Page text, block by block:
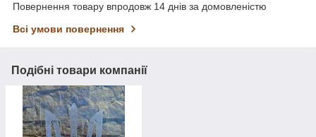
Повернення товару впродовж 14 днів за домовленістю
Всі умови повернення
Подібні товари компанії